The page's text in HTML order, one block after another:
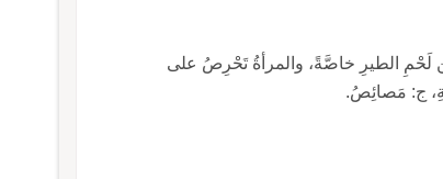
الطيرِ خاصَّةً، والمرأةُ تَحْرِصُ على
ج: مَصائِصُ.